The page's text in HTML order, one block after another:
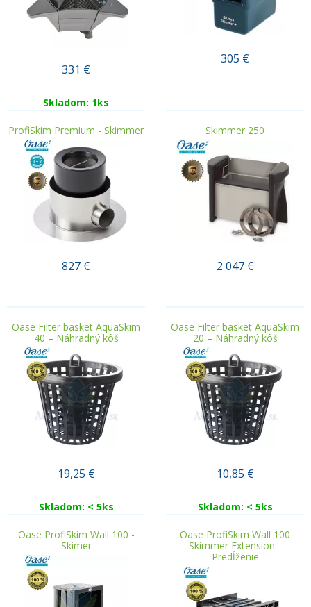
331 €
Skladom: 1ks
305 €
ProfiSkim Premium - Skimmer
827 €
Skimmer 250
2 047 €
Oase Filter basket AquaSkim
40 – Náhradný kôš
19,25 €
Skladom: < 5ks
Oase Filter basket AquaSkim
20 – Náhradný kôš
10,85 €
Skladom: < 5ks
Oase ProfiSkim Wall 100 -
Skimer
Oase ProfiSkim Wall 100
Skimmer Extension -
Predĺženie